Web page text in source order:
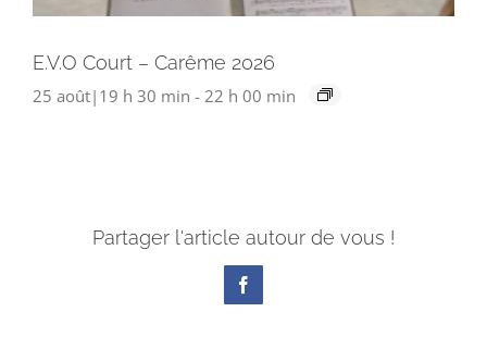
E.V.O Court – Carême 2026
25 août|19 h 30 min - 22 h 00 min
Partager l'article autour de vous !
Facebook